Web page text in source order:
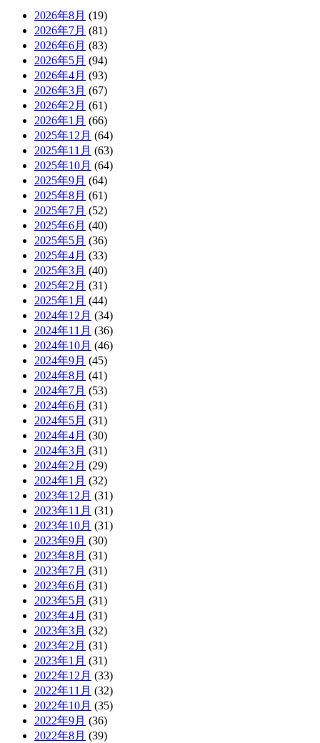
2026年8月 (19)
2026年7月 (81)
2026年6月 (83)
2026年5月 (94)
2026年4月 (93)
2026年3月 (67)
2026年2月 (61)
2026年1月 (66)
2025年12月 (64)
2025年11月 (63)
2025年10月 (64)
2025年9月 (64)
2025年8月 (61)
2025年7月 (52)
2025年6月 (40)
2025年5月 (36)
2025年4月 (33)
2025年3月 (40)
2025年2月 (31)
2025年1月 (44)
2024年12月 (34)
2024年11月 (36)
2024年10月 (46)
2024年9月 (45)
2024年8月 (41)
2024年7月 (53)
2024年6月 (31)
2024年5月 (31)
2024年4月 (30)
2024年3月 (31)
2024年2月 (29)
2024年1月 (32)
2023年12月 (31)
2023年11月 (31)
2023年10月 (31)
2023年9月 (30)
2023年8月 (31)
2023年7月 (31)
2023年6月 (31)
2023年5月 (31)
2023年4月 (31)
2023年3月 (32)
2023年2月 (31)
2023年1月 (31)
2022年12月 (33)
2022年11月 (32)
2022年10月 (35)
2022年9月 (36)
2022年8月 (39)